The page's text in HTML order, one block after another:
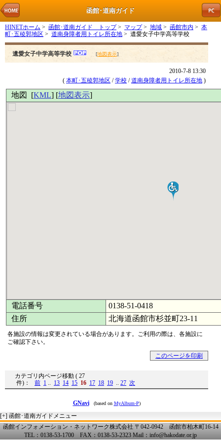
函館･道南ガイド
HINETホーム > 函館･道南ガイド トップ> マップ> 地域 > 函館市内 > 本
町･五稜郭地区 > 道南身障者用トイレ所在地 > 遺愛女子中学高等学校
遺愛女子中学高等学校 [地図表示]
2010-7-8 13:30
( 本町･五稜郭地区 /学校 /道南身障者用トイレ所在地 )
地図 [KML] [地図表示]
電話番号
0138-51-0418
住所
北海道函館市杉並町23-11
各施設の情報は変更されている場合があります。ご利用の際は、各施設に
ご確認下さい。
このページを印刷
カテゴリ内ページ移動 ( 27
件)： 前 1 .. 13 14 15 16 17 18 19 .. 27 次
GNavi (based on MyAlbum-P)
[+] 函館･道南ガイドメニュー
函館インフォメーション・ネットワーク株式会社 〒042-0942 函館市柏木町16-14
TEL：0138-53-1700 FAX：0138-53-2323 Mail：info@hakodate.or.jp